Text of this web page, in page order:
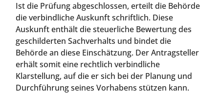
Ist die Prüfung abgeschlossen, erteilt die Behörde
die verbindliche Auskunft schriftlich. Diese
Auskunft enthält die steuerliche Bewertung des
geschilderten Sachverhalts und bindet die
Behörde an diese Einschätzung. Der Antragsteller
erhält somit eine rechtlich verbindliche
Klarstellung, auf die er sich bei der Planung und
Durchführung seines Vorhabens stützen kann.